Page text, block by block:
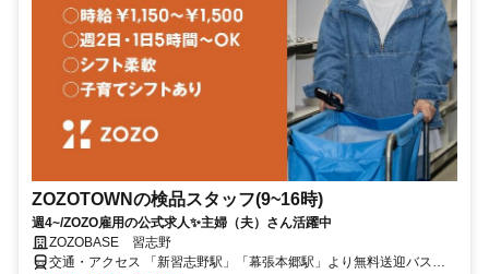
ZOZOTOWNの検品スタッフ(9~16時)
週4~/ZOZO雇用の公式求人✨️主婦（夫）さん活躍中
ZOZOBASE 習志野
交通・アクセス 「新習志野駅」「幕張本郷駅」より無料送迎バス運